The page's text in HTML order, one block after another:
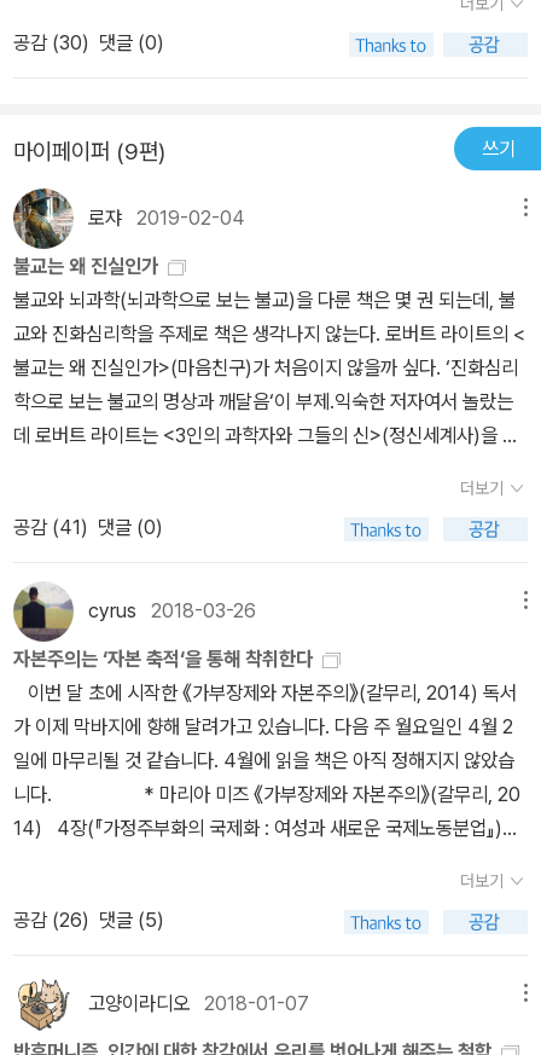
상황에서 특정 감정을 불러 일으킴으로써 우리에게 영향을 줄 뿐이
다. (어머니는 자기 자식에게 무한한 사랑을 느낀다. 그런 감정을 단
지 당연하다고만 말하기에는 우리의 호기심이 너무크다.)이 책의 전
사회 교제에 있어서의 진화의 역할에 대해 다룬다. 이야기가 다윈의
일생을 따라가며 전개되는 것도 흥미롭다. 진화론의 아버지를 관찰대
위에 올려놓고 그에게서 진화의 흔적을 찾는 것은 또 다른 재미를 안
겨준다.
공감 (30) 댓글 (0)
마이페이퍼 (9편) 쓰기
로쟈 2019-02-04
불교는 왜 진실인가
불교와 뇌과학(뇌과학으로 보는 불교)을 다룬 책은 몇 권 되는데, 불
교와 진화심리학을 주제로 책은 생각나지 않는다. 로버트 라이트의 <
불교는 왜 진실인가>(마음친구)가 처음이지 않을까 싶다. ‘진화심리
학으로 보는 불교의 명상과 깨달음‘이 부제.익숙한 저자여서 놀랐는
데 로버트 라이트는 <3인의 과학자와 그들의 신>(정신세계사)을 필
이름을 알린 과학 저널리스트이다(이후에 <넌제로>와 <신의 진화>
도 번역되었다). 그가 불교에 관심을 갖고서 프린스턴대학에서 일반
대중을 상대로 ‘불교와 현대심리학‘을 강의했고 책은 그 결과물이다.˝
인간이 괴로움을 겪는 근본 원인이 세계를 있는 그대로 명료하게 보
지 못하는 미망 때문임을 진화심리학의 렌즈로 살핀 뒤, 미망을 걷고
괴로움을 줄이는 실제적 처방으로 불교의 마음챙김 명상에 주목한다.
그밖에 공과 무아, 열반과 깨달음 등 불교의 주요 주장에 담긴 진리성
을 형이상학과 도덕, 인간 행복의 차원에서 살핀다.˝도올 선생의 불교
강의를 유튜브에서 보다가 불교 관련서도 몇 권 장바구니에 넣고 부
모님 댁을 찾으며 이 책도 손에 들었다. 주말에는 책이사도 해야 하는
데 책장을 비우기 전에 마음부터 비워야겠다...
더보기
공감 (41) 댓글 (0)
cyrus 2018-03-26
자본주의는 ‘자본 축적‘을 통해 착취한다
이번 달 초에 시작한 《가부장제와 자본주의》(갈무리, 2014) 독서
가 이제 막바지에 향해 달려가고 있습니다. 다음 주 월요일인 4월 2
일에 마무리될 것 같습니다. 4월에 읽을 책은 아직 정해지지 않았습
니다. * 마리아 미즈 《가부장제와 자본주의》(갈무리, 20
14) 4장(『가정주부화의 국제화 : 여성과 새로운 국제노동분업』)은
향을 설명합니다. 18세기 자본주의 진전으로 일터와 주거가 분리된
근대 가족이 형성되면서 남자는 나가서 일하고 여자는 가사와 육아를
담당하는 ‘분업’이 이뤄졌습니다. 자본주의 세계 경제는 여러 가지 경
제적인 이점에도 불구하고 선진국을 정점으로 수직적 국제 분업체제
를 가속하여 제3세계를 주변부로 편입시키는 결과를 가져왔습니다.
더보기
공감 (26) 댓글 (5)
고양이라디오 2018-01-07